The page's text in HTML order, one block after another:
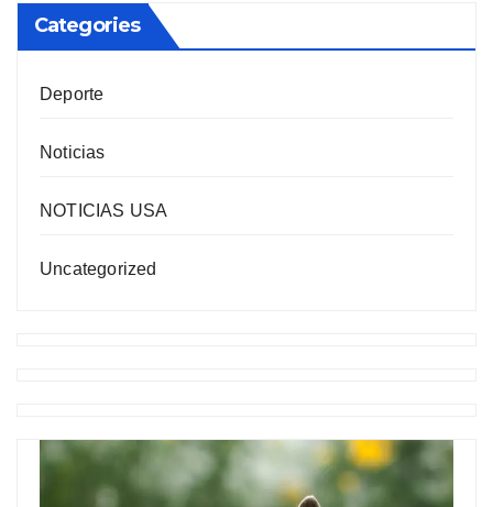
Categories
Deporte
Noticias
NOTICIAS USA
Uncategorized